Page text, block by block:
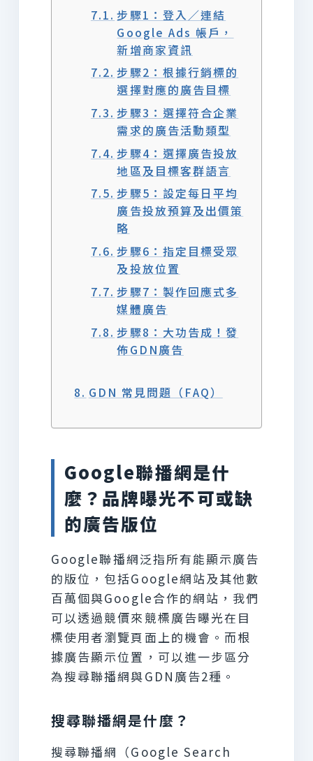
步驟1：登入／連結
Google Ads 帳戶，
新增商家資訊
步驟2：根據行銷標的
選擇對應的廣告目標
步驟3：選擇符合企業
需求的廣告活動類型
步驟4：選擇廣告投放
地區及目標客群語言
步驟5：設定每日平均
廣告投放預算及出價策
略
步驟6：指定目標受眾
及投放位置
步驟7：製作回應式多
媒體廣告
步驟8：大功告成！發
佈GDN廣告
GDN 常見問題（FAQ）
Google聯播網是什
麼？品牌曝光不可或缺
的廣告版位
Google聯播網泛指所有能顯示廣告
的版位，包括Google網站及其他數
百萬個與Google合作的網站，我們
可以透過競價來競標廣告曝光在目
標使用者瀏覽頁面上的機會。而根
據廣告顯示位置，可以進一步區分
為搜尋聯播網與GDN廣告2種。
搜尋聯播網是什麼？
搜尋聯播網（Google Search